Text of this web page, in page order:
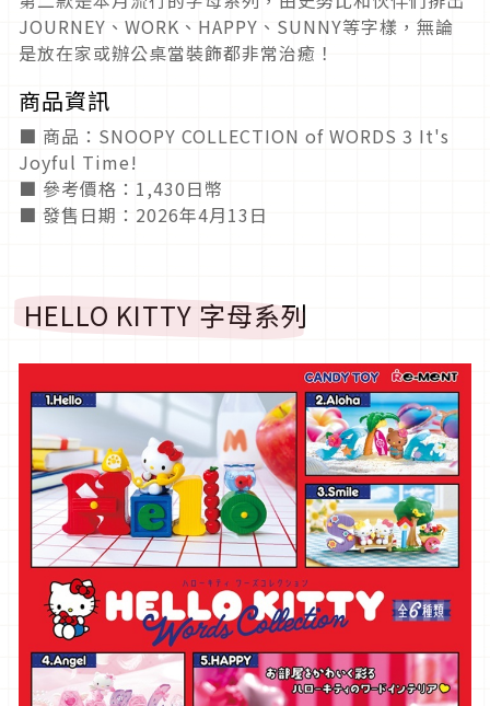
JOURNEY、WORK、HAPPY、SUNNY等字樣，無論
是放在家或辦公桌當裝飾都非常治癒！
商品資訊
■ 商品：SNOOPY COLLECTION of WORDS 3 It's
Joyful Time!
■ 參考價格：1,430日幣
■ 發售日期：2026年4月13日
HELLO KITTY 字母系列